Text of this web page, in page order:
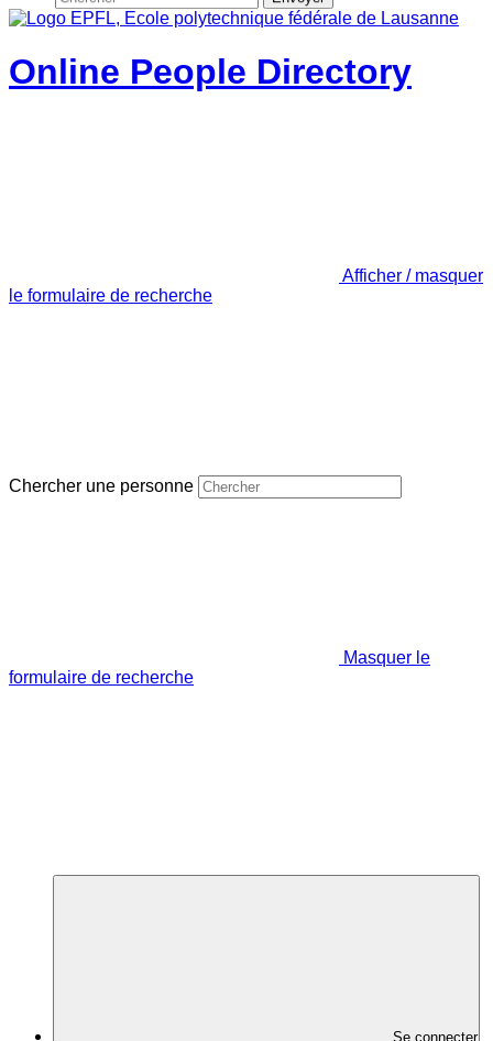
Online People Directory
Afficher / masquer
le formulaire de recherche
Chercher une personne
Masquer le
formulaire de recherche
Se connecter